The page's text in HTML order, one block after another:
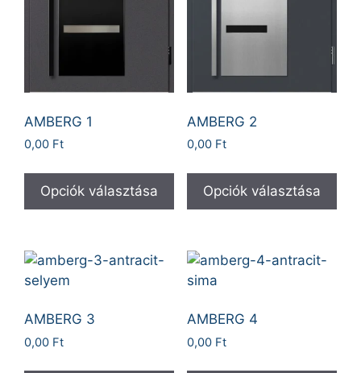
AMBERG 1
0,00 Ft
Opciók választása
AMBERG 2
0,00 Ft
Opciók választása
AMBERG 3
0,00 Ft
AMBERG 4
0,00 Ft